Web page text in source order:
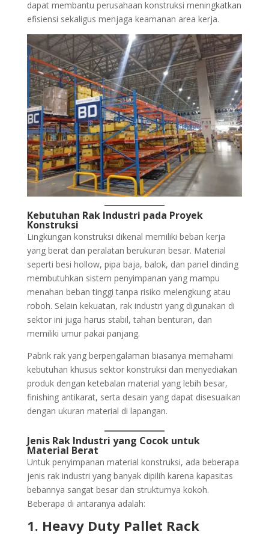
dapat membantu perusahaan konstruksi meningkatkan
efisiensi sekaligus menjaga keamanan area kerja.
Kebutuhan Rak Industri pada Proyek
Konstruksi
Lingkungan konstruksi dikenal memiliki beban kerja
yang berat dan peralatan berukuran besar. Material
seperti besi hollow, pipa baja, balok, dan panel dinding
membutuhkan sistem penyimpanan yang mampu
menahan beban tinggi tanpa risiko melengkung atau
roboh. Selain kekuatan, rak industri yang digunakan di
sektor ini juga harus stabil, tahan benturan, dan
memiliki umur pakai panjang.
Pabrik rak yang berpengalaman biasanya memahami
kebutuhan khusus sektor konstruksi dan menyediakan
produk dengan ketebalan material yang lebih besar,
finishing antikarat, serta desain yang dapat disesuaikan
dengan ukuran material di lapangan.
Jenis Rak Industri yang Cocok untuk
Material Berat
Untuk penyimpanan material konstruksi, ada beberapa
jenis rak industri yang banyak dipilih karena kapasitas
bebannya sangat besar dan strukturnya kokoh.
Beberapa di antaranya adalah:
1. Heavy Duty Pallet Rack